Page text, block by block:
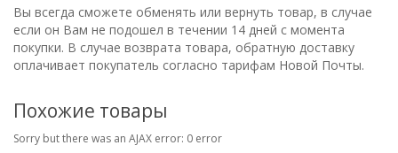
Вы всегда сможете обменять или вернуть товар, в случае
если он Вам не подошел в течении 14 дней с момента
покупки. В случае возврата товара, обратную доставку
оплачивает покупатель согласно тарифам Новой Почты.
Похожие товары
Sorry but there was an AJAX error: 0 error